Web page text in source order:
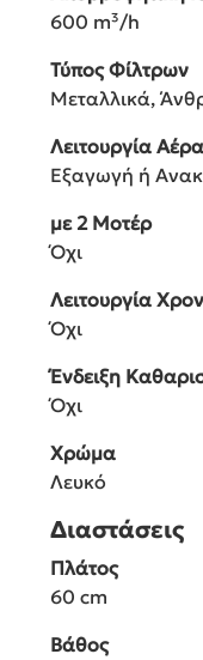
600 m³/h
Τύπος Φίλτρων
Μεταλλικά,
Λειτουργία Αέρα
Εξαγωγή ή
με 2 Μοτέρ
Όχι
Λειτουργία
Όχι
Ένδειξη
Όχι
Χρώμα
Λευκό
Διαστάσεις
Πλάτος
60 cm
Βάθος